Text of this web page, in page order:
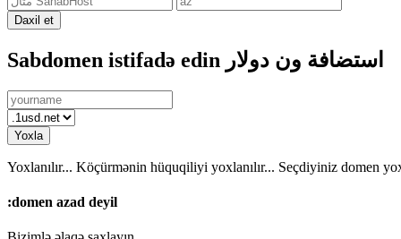
Daxil et
Sabdomen istifadə edin استضافة ون دولار
Yoxla
Yoxlanılır... Köçürmənin hüquqiliyi yoxlanılır... Seçdiyiniz domen
:domen azad deyil